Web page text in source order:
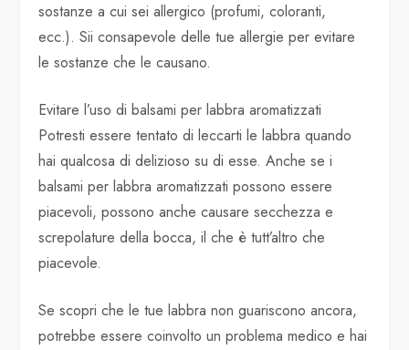
sostanze a cui sei allergico (profumi, coloranti,
ecc.). Sii consapevole delle tue allergie per evitare
le sostanze che le causano.
Evitare l’uso di balsami per labbra aromatizzati
Potresti essere tentato di leccarti le labbra quando
hai qualcosa di delizioso su di esse. Anche se i
balsami per labbra aromatizzati possono essere
piacevoli, possono anche causare secchezza e
screpolature della bocca, il che è tutt’altro che
piacevole.
Se scopri che le tue labbra non guariscono ancora,
potrebbe essere coinvolto un problema medico e hai